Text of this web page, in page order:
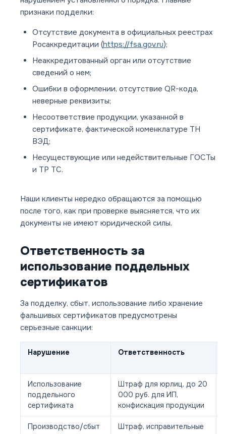
признаки подделки:
Отсутствие документа в официальных реестрах
Росаккредитации (https://fsa.gov.ru);
Неаккредитованный орган или отсутствие
сведений о нем;
Ошибки в оформлении, отсутствие QR-кода,
неверные реквизиты;
Несоответствие продукции, указанной в
сертификате, фактической номенклатуре ТН
ВЭД;
Несуществующие или недействительные ГОСТы
и ТР ТС.
Наши клиенты нередко обращаются за помощью
после того, как при проверке выясняется, что их
документы не имеют юридической силы.
Ответственность за
использование поддельных
сертификатов
За подделку, сбыт, использование либо хранение
фальшивых сертификатов предусмотрены
серьезные санкции:
Нарушение Ответственность
Использование
поддельного
сертификата
Штраф для юрлиц, до 20
000 руб. для ИП,
конфискация продукции
Производство/сбыт
Штраф, исправительные